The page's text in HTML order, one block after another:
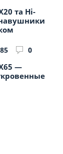
та Hi-
навушники
0
—